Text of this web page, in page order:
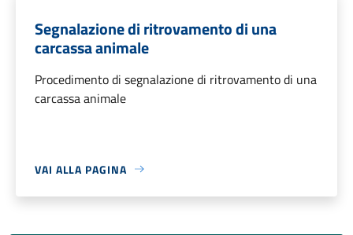
Segnalazione di ritrovamento di una
carcassa animale
Procedimento di segnalazione di ritrovamento di una
carcassa animale
VAI ALLA PAGINA